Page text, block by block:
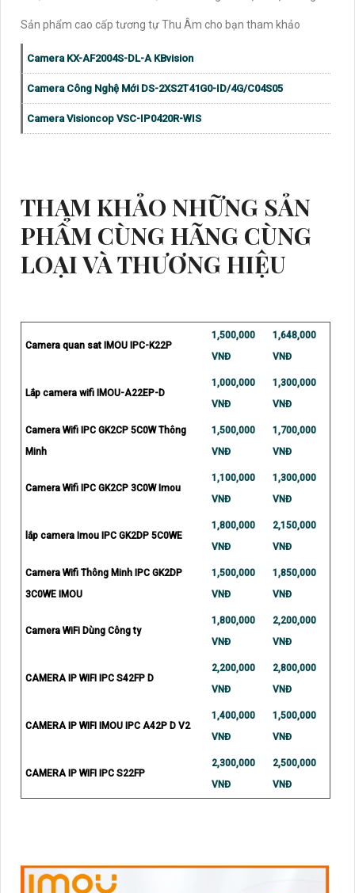
Sản phẩm cao cấp tương tự Thu Âm cho bạn tham khảo
Camera KX-AF2004S-DL-A KBvision
Camera Công Nghệ Mới DS-2XS2T41G0-ID/4G/C04S05
Camera Visioncop VSC-IP0420R-WIS
THAM KHẢO NHỮNG SẢN
PHẨM CÙNG HÃNG CÙNG
LOẠI VÀ THƯƠNG HIỆU
Camera quan sat IMOU IPC-K22P
1,500,000
VNĐ
1,648,000
VNĐ
Lắp camera wifi IMOU-A22EP-D
1,000,000
VNĐ
1,300,000
VNĐ
Camera Wifi IPC GK2CP 5C0W Thông
Minh
1,500,000
VNĐ
1,700,000
VNĐ
Camera Wifi IPC GK2CP 3C0W Imou
1,100,000
VNĐ
1,300,000
VNĐ
lắp camera Imou IPC GK2DP 5C0WE
1,800,000
VNĐ
2,150,000
VNĐ
Camera Wifi Thông Minh IPC GK2DP
3C0WE IMOU
1,500,000
VNĐ
1,850,000
VNĐ
Camera WiFi Dùng Công ty
1,800,000
VNĐ
2,200,000
VNĐ
CAMERA IP WIFI IPC S42FP D
2,200,000
VNĐ
2,800,000
VNĐ
CAMERA IP WIFI IMOU IPC A42P D V2
1,400,000
VNĐ
1,500,000
VNĐ
CAMERA IP WIFI IPC S22FP
2,300,000
VNĐ
2,500,000
VNĐ